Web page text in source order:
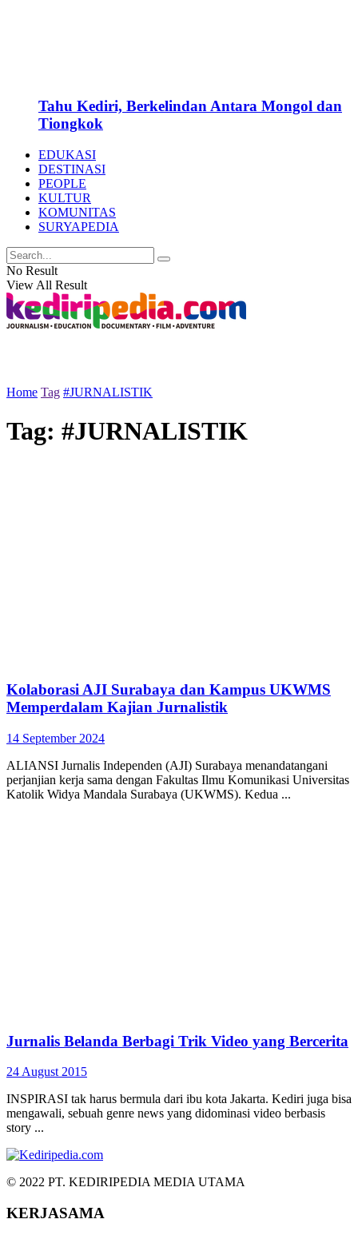
Tahu Kediri, Berkelindan Antara Mongol dan
Tiongkok
EDUKASI
DESTINASI
PEOPLE
KULTUR
KOMUNITAS
SURYAPEDIA
No Result
View All Result
Home Tag #JURNALISTIK
Tag: #JURNALISTIK
Kolaborasi AJI Surabaya dan Kampus UKWMS
Memperdalam Kajian Jurnalistik
14 September 2024
ALIANSI Jurnalis Independen (AJI) Surabaya menandatangani
perjanjian kerja sama dengan Fakultas Ilmu Komunikasi Universitas
Katolik Widya Mandala Surabaya (UKWMS). Kedua ...
Jurnalis Belanda Berbagi Trik Video yang Bercerita
24 August 2015
INSPIRASI tak harus bermula dari ibu kota Jakarta. Kediri juga bisa
mengawali, sebuah genre news yang didominasi video berbasis
story ...
© 2022 PT. KEDIRIPEDIA MEDIA UTAMA
KERJASAMA